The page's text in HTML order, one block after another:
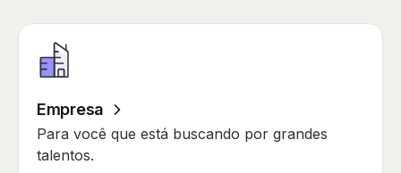
Empresa
Para você que está buscando por grandes
talentos.